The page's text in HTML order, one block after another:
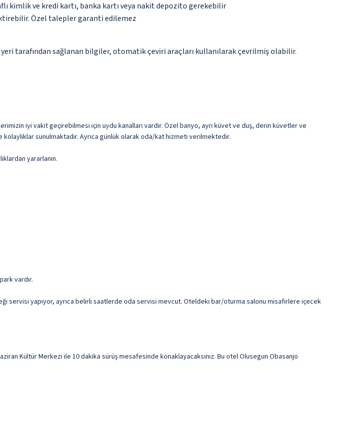
kimlik ve kredi kartı, banka kartı veya nakit depozito gerekebilir
Özel talepler garanti edilemez
tarafından sağlanan bilgiler, otomatik çeviri araçları kullanılarak çevrilmiş olabilir.
iyi vakit geçirebilmesi için uydu kanalları vardır. Özel banyo, ayrı küvet ve duş, derin küvetler ve
sunulmaktadır. Ayrıca günlük olarak oda/kat hizmeti verilmektedir.
yararlanın.
vardır.
servisi yapıyor, ayrıca belirli saatlerde oda servisi mevcut. Oteldeki bar/oturma salonu misafirlere içecek
Kültür Merkezi ile 10 dakika sürüş mesafesinde konaklayacaksınız. Bu otel Olusegun Obasanjo